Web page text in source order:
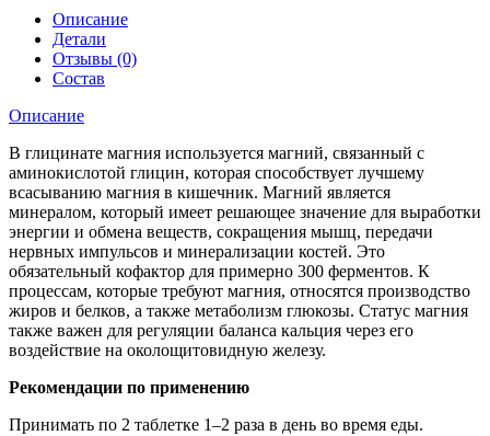
Описание
Детали
Отзывы (0)
Состав
Описание
В глицинате магния используется магний, связанный с
аминокислотой глицин, которая способствует лучшему
всасыванию магния в кишечник. Магний является
минералом, который имеет решающее значение для выработки
энергии и обмена веществ, сокращения мышц, передачи
нервных импульсов и минерализации костей. Это
обязательный кофактор для примерно 300 ферментов. К
процессам, которые требуют магния, относятся производство
жиров и белков, а также метаболизм глюкозы. Статус магния
также важен для регуляции баланса кальция через его
воздействие на околощитовидную железу.
Рекомендации по применению
Принимать по 2 таблетке 1–2 раза в день во время еды.